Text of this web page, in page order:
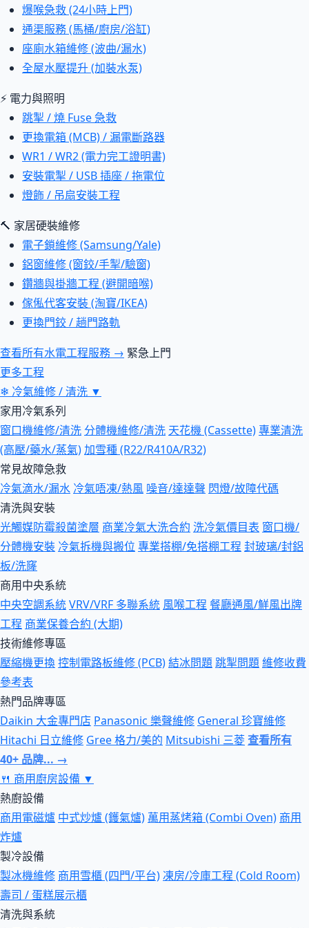
爆喉急救 (24小時上門)
通渠服務 (馬桶/廚房/浴缸)
座廁水箱維修 (波曲/漏水)
全屋水壓提升 (加裝水泵)
⚡ 電力與照明
跳掣 / 燒 Fuse 急救
更換電箱 (MCB) / 漏電斷路器
WR1 / WR2 (電力完工證明書)
安裝電掣 / USB 插座 / 拖電位
燈飾 / 吊扇安裝工程
🔨 家居硬裝維修
電子鎖維修 (Samsung/Yale)
鋁窗維修 (窗鉸/手掣/驗窗)
鑽牆與掛牆工程 (避開暗喉)
傢俬代客安裝 (淘寶/IKEA)
更換門鉸 / 趟門路軌
查看所有水電工程服務 → 緊急上門
更多工程
❄ 冷氣維修 / 清洗 ▼
家用冷氣系列
窗口機維修/清洗 分體機維修/清洗 天花機 (Cassette)專業清洗
(高壓/藥水/蒸氣)加雪種 (R22/R410A/R32)
常見故障急救
冷氣滴水/漏水 冷氣唔凍/熱風 噪音/達達聲 閃燈/故障代碼
清洗與安裝
光觸媒防霉殺菌塗層 商業冷氣大洗合約 洗冷氣價目表 窗口機/
分體機安裝 冷氣拆機與搬位 專業搭棚/免搭棚工程 封玻璃/封鋁
板/洗窿
商用中央系統
中央空調系統VRV/VRF 多聯系統 風喉工程 餐廳通風/鮮風出牌
工程 商業保養合約 (大期)
技術維修專區
壓縮機更換控制電路板維修 (PCB)結冰問題跳掣問題維修收費
參考表
熱門品牌專區
Daikin 大金專門店 Panasonic 樂聲維修 General 珍寶維修
Hitachi 日立維修 Gree 格力/美的 Mitsubishi 三菱查看所有
40+ 品牌... →
🍴 商用廚房設備 ▼
熱廚設備
商用電磁爐 中式炒爐 (鑊氣爐) 萬用蒸烤箱 (Combi Oven) 商用
炸爐
製冷設備
製冰機維修 商用雪櫃 (四門/平台)凍房/冷庫工程 (Cold Room)
壽司 / 蛋糕展示櫃
清洗與系統